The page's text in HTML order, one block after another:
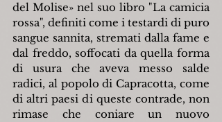
del Molise» nel suo libro "La camicia
rossa", definiti come i testardi di puro
sangue sannita, stremati dalla fame e
dal freddo, soffocati da quella forma
di usura che aveva messo salde
radici, al popolo di Capracotta, come
di altri paesi di queste contrade, non
rimase che coniare un nuovo